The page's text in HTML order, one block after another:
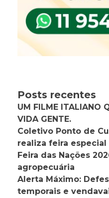
Posts recentes
UM FILME ITALIANO
VIDA GENTE.
Coletivo Ponto de
realiza feira especial
Feira das Nações
agropecuária
Alerta Máximo:
temporais e